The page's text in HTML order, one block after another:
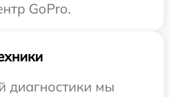
GoPro.
диагностики мы